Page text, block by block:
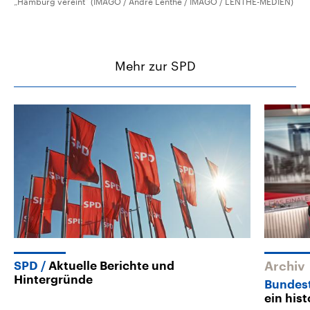
Mehr zur SPD
SPD
Aktuelle Berichte und
Hintergründe
Archiv
ein